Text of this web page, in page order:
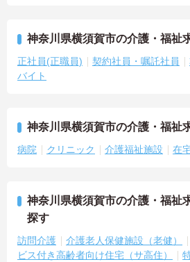
神奈川県横須賀市の介護・福祉
正社員(正職員) 契約社員・嘱託社員
バイト
神奈川県横須賀市の介護・福祉
病院 クリニック 介護福祉施設 在
神奈川県横須賀市の介護・福祉
探す
訪問介護 介護老人保健施設（老健）
ビス付き高齢者向け住宅（サ高住）